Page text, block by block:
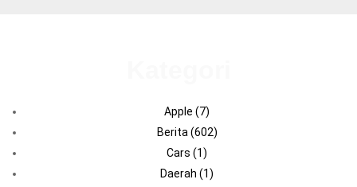
Apple (7)
Berita(602)
Cars (1)
Daerah (1)